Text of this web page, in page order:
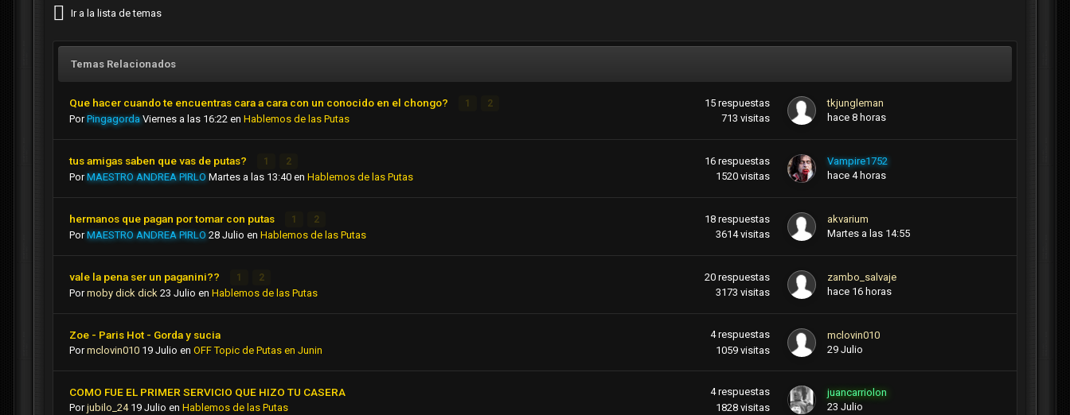
Ir a la lista de temas
Temas Relacionados
Que hacer cuando te encuentras cara a cara con un conocido en el chongo? 1 2
PorPingagorda Viernes a las 16:22 en Hablemos de las Putas
15 respuestas
713 visitas
tkjungleman
hace 8 horas
tus amigas saben que vas de putas? 1 2
PorMAESTRO ANDREA PIRLO Martes a las 13:40 en Hablemos de las Putas
16 respuestas
1520 visitas
Vampire1752
hace 4 horas
hermanos que pagan por tomar con putas 1 2
PorMAESTRO ANDREA PIRLO 28 Julio en Hablemos de las Putas
18 respuestas
3614 visitas
akvarium
Martes a las 14:55
vale la pena ser un paganini?? 1 2
Pormoby dick dick 23 Julio en Hablemos de las Putas
20 respuestas
3173 visitas
zambo_salvaje
hace 16 horas
Zoe - Paris Hot - Gorda y sucia
Pormclovin010 19 Julio en OFF Topic de Putas en Junin
4 respuestas
1059 visitas
mclovin010
29 Julio
COMO FUE EL PRIMER SERVICIO QUE HIZO TU CASERA
Porjubilo_24 19 Julio en Hablemos de las Putas
4 respuestas
1828 visitas
juancarriolon
23 Julio